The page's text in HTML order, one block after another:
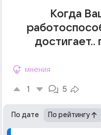
Когда
достигает..
мнения
1 5
По дате По рейтингу